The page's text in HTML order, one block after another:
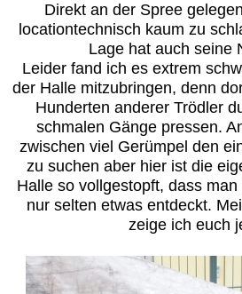
Direkt an der Spree
locationtechnisch kaum zu
Lage hat auch seine
Leider fand ich es extrem
der Halle mitzubringen, denn
Hunderten anderer Trödler
schmalen Gänge pressen.
zwischen viel Gerümpel den
zu suchen aber hier ist die
Halle so vollgestopft, dass
nur selten etwas entdeckt.
zeige ich euch